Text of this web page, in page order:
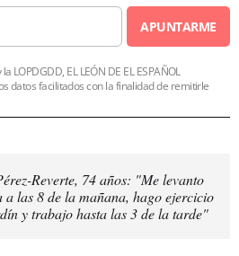
APUNTARME
LOPDGDD, EL LEÓN DE EL ESPAÑOL
datos facilitados con la finalidad de remitirle
Reverte, 74 años: "Me levanto
a las 8 de la mañana, hago ejercicio
y trabajo hasta las 3 de la tarde"